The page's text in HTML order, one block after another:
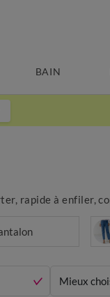
BAIN
rapide à enfiler,
Mieux